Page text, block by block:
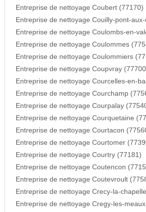
Entreprise de nettoyage Coubert (77170)
Entreprise de nettoyage Couilly-pont-
Entreprise de nettoyage Coulombs-en-
Entreprise de nettoyage Coulommes
Entreprise de nettoyage Coulommiers
Entreprise de nettoyage Coupvray
Entreprise de nettoyage Courcelles-en-
Entreprise de nettoyage Courchamp
Entreprise de nettoyage Courpalay
Entreprise de nettoyage Courquetaine
Entreprise de nettoyage Courtacon
Entreprise de nettoyage Courtomer
Entreprise de nettoyage Courtry (77181)
Entreprise de nettoyage Coutencon
Entreprise de nettoyage Coutevroult
Entreprise de nettoyage Crecy-la-
Entreprise de nettoyage Cregy-les-